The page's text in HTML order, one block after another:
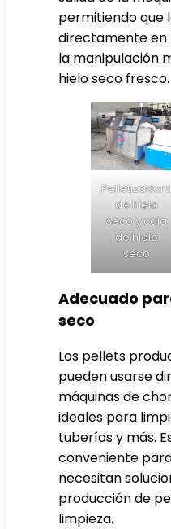
permitiendo que
directamente en
la manipulación
hielo seco fresco.
Pelletizadora
de hielo
seco y caja
de hielo
seco
Adecuado
seco
Los pellets
pueden usarse
máquinas de
ideales para
tuberías y más.
conveniente
necesitan
producción de
limpieza.